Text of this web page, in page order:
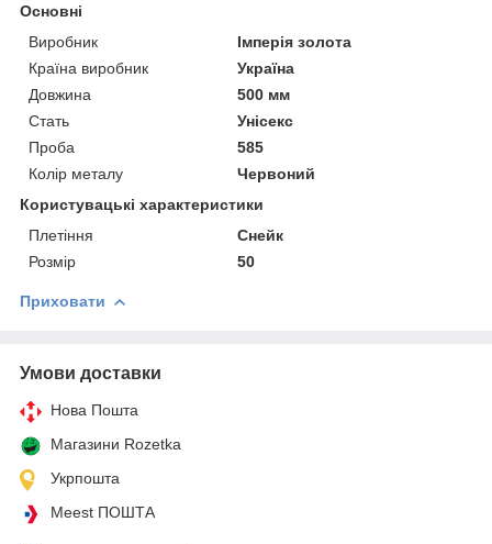
Основні
Виробник
Імперія золота
Країна виробник
Україна
Довжина
500 мм
Стать
Унісекс
Проба
585
Колір металу
Червоний
Користувацькі характеристики
Плетіння
Снейк
Розмір
50
Приховати
Умови доставки
Нова Пошта
Магазини Rozetka
Укрпошта
Meest ПОШТА